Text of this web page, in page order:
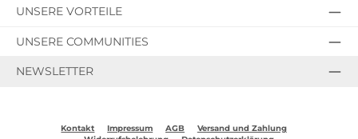
UNSERE VORTEILE
UNSERE COMMUNITIES
NEWSLETTER
Kontakt Impressum AGB
Versand und Zahlung